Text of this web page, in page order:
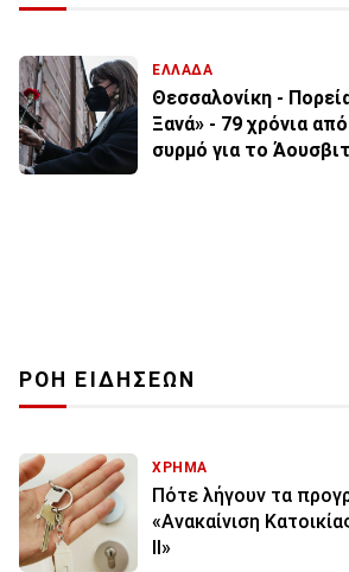
ΕΛΛΑΔΑ
Θεσσαλονίκη -
Ξανά» - 79 χρόνια
συρμό για το
ΡΟΗ ΕΙΔΗΣΕΩΝ
ΧΡΗΜΑ
Πότε λήγουν τα
«Ανακαίνιση
ΙΙ»